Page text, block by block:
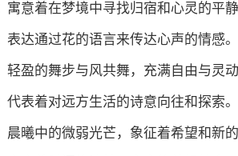
寓意着在梦境中寻找归宿和心灵的平静
表达通过花的语言来传达心声的情感。
轻盈的舞步与风共舞，充满自由与灵动
代表着对远方生活的诗意向往和探索。
晨曦中的微弱光芒，象征着希望和新的